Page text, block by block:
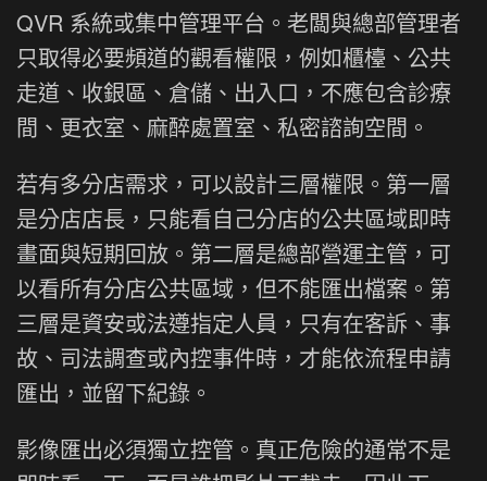
QVR 系統或集中管理平台。老闆與總部管理者
只取得必要頻道的觀看權限，例如櫃檯、公共
走道、收銀區、倉儲、出入口，不應包含診療
間、更衣室、麻醉處置室、私密諮詢空間。
若有多分店需求，可以設計三層權限。第一層
是分店店長，只能看自己分店的公共區域即時
畫面與短期回放。第二層是總部營運主管，可
以看所有分店公共區域，但不能匯出檔案。第
三層是資安或法遵指定人員，只有在客訴、事
故、司法調查或內控事件時，才能依流程申請
匯出，並留下紀錄。
影像匯出必須獨立控管。真正危險的通常不是